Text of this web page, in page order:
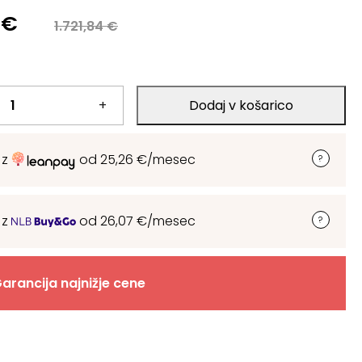
1.721,84€
€
+ Dodaj v košarico
od 25,26 €/mesec
od 26,07 €/mesec
najnižje cene